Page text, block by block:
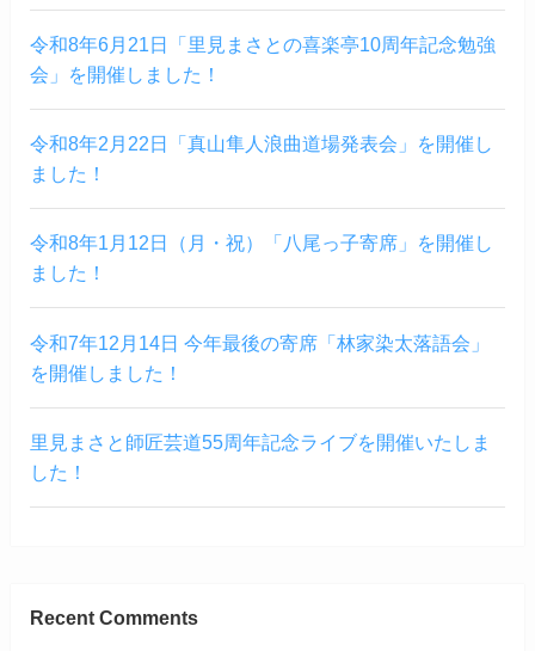
令和8年6月21日「里見まさとの喜楽亭10周年記念勉強
会」を開催しました！
令和8年2月22日「真山隼人浪曲道場発表会」を開催し
ました！
令和8年1月12日（月・祝）「八尾っ子寄席」を開催し
ました！
令和7年12月14日 今年最後の寄席「林家染太落語会」
を開催しました！
里見まさと師匠芸道55周年記念ライブを開催いたしま
した！
Recent Comments